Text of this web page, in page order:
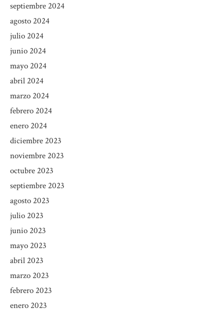
septiembre 2024
agosto 2024
julio 2024
junio 2024
mayo 2024
abril 2024
marzo 2024
febrero 2024
enero 2024
diciembre 2023
noviembre 2023
octubre 2023
septiembre 2023
agosto 2023
julio 2023
junio 2023
mayo 2023
abril 2023
marzo 2023
febrero 2023
enero 2023